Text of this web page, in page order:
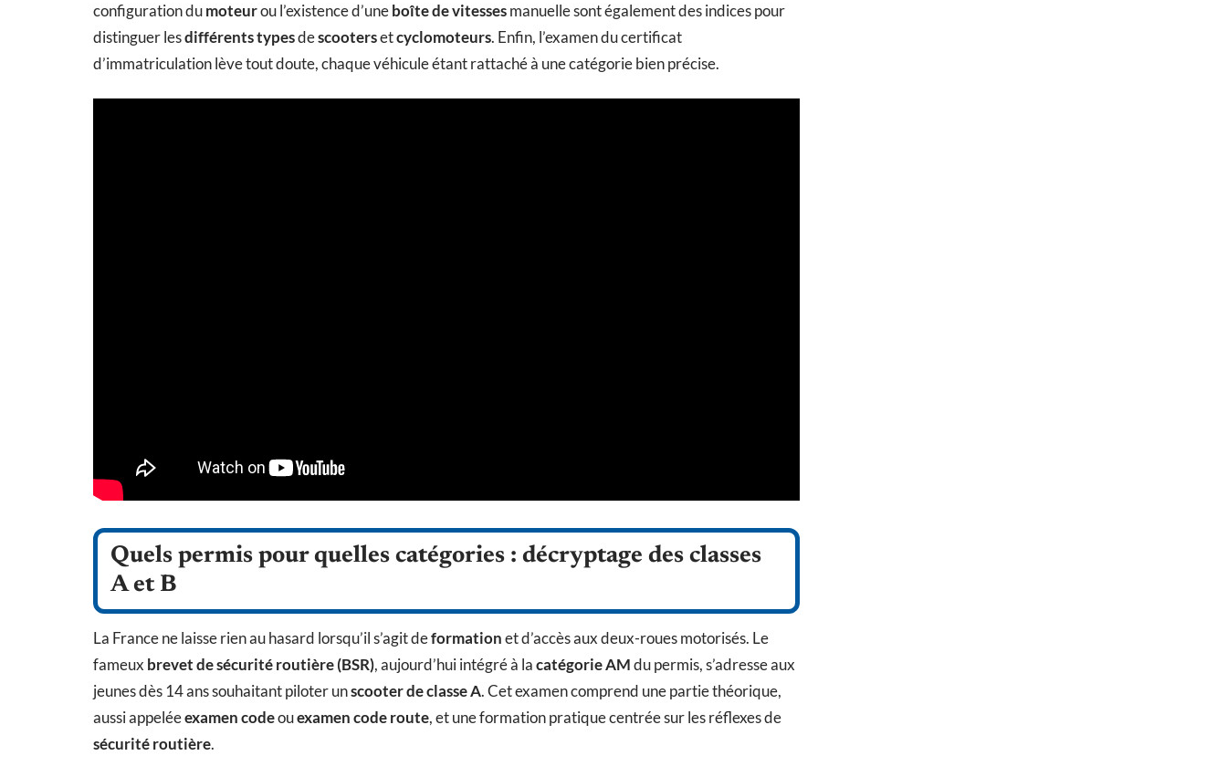
configuration dumoteurou l’existence d’uneboîte de vitessesmanuelle sont également des indices pour
distinguer lesdifférents typesdescootersetcyclomoteurs. Enfin, l’examen du certificat
d’immatriculation lève tout doute, chaque véhicule étant rattaché à une catégorie bien précise.
Quels permis pour quelles catégories : décryptage des classes
A et B
La France ne laisse rien au hasard lorsqu’il s’agit deformationet d’accès aux deux-roues motorisés. Le
fameux brevet de sécurité routière (BSR), aujourd’hui intégré à lacatégorie AMdu permis, s’adresse aux
jeunes dès 14 ans souhaitant piloter unscooter de classe A. Cet examen comprend une partie théorique,
aussi appeléeexamen codeouexamen code route, et une formation pratique centrée sur les réflexes de
sécurité routière.